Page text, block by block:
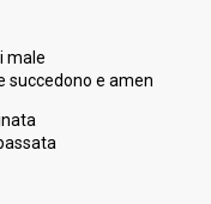
male
succedono e amen